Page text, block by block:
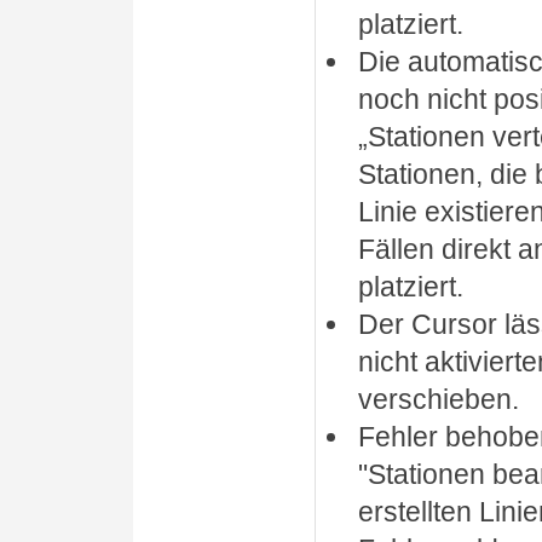
platziert.
Die
noch nicht
„Stationen
Stationen, die
Linie
Fällen direkt
platziert.
Der Cursor
nicht
verschieben.
Fehler
"Stationen
erstellten